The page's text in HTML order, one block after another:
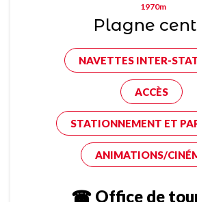
1970m
Plagne
NAVETTES INTER-
ACCÈS
STATIONNEMENT ET
ANIMATIONS/
☎ Office de